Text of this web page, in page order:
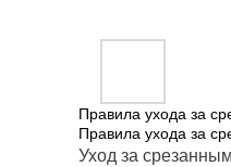
Правила ухода за
Правила ухода за
Уход за